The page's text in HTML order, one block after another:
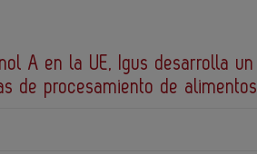
A en la UE, Igus desarrolla un
de procesamiento de alimentos